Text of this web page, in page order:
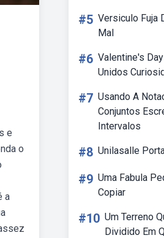
e
o
a
#5 Versiculo Fuja
Mal
#6 Valentine's
Unidos
#7 Usando A
Conjuntos
Intervalos
#8 Unilasalle
#9 Uma Fabula
Copiar
#10 Um Terreno
Dividido Em